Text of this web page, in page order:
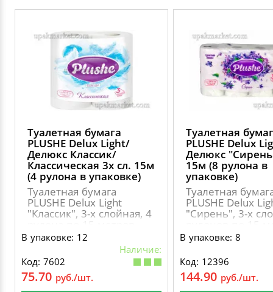
Туалетная бумага
PLUSHE Delux Light/
Делюкс Классик/
Классическая 3х сл. 15м
(4 рулона в упаковке)
Туалетная бумага
PLUSHE Delux Light
"Классик", 3-х слойная, 4
В упаковке: 12
Наличие:
Код: 7602
75.70 руб./шт.
Туалетная
PLUSHE Delux
Делюкс
15м (8 рулона в
упаковке)
Туалетная
PLUSHE Delux
"Сирень", 3-х
рулонов по 15
В упаковке: 8
Код: 12396
144.90 руб./шт.